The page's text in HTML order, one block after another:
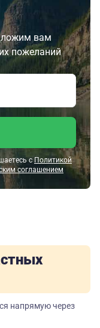
вам
пожеланий
с Политикой
соглашением
напрямую через